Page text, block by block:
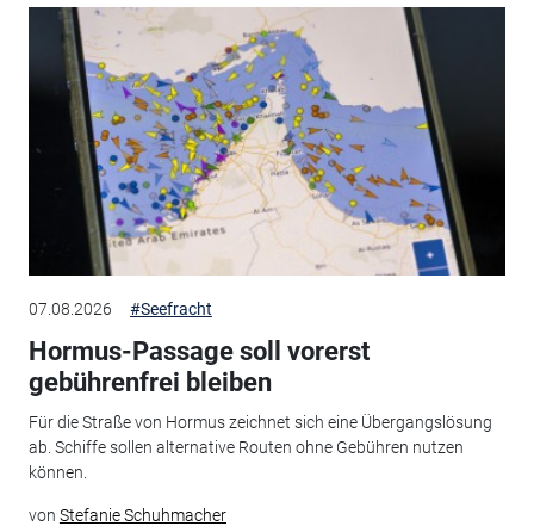
07.08.2026 #Seefracht
Hormus-Passage soll vorerst
gebührenfrei bleiben
Für die Straße von Hormus zeichnet sich eine Übergangslösung
ab. Schiffe sollen alternative Routen ohne Gebühren nutzen
können.
von Stefanie Schuhmacher